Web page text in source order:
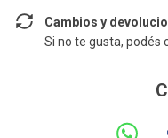
Cambios y
Si no te gusta, podés